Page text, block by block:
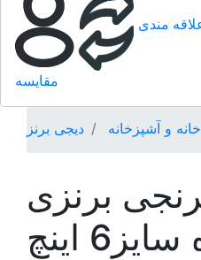
مندی
مقایسه
دیجی برنز خانه و آشپزخانه
برنزی
اینچ